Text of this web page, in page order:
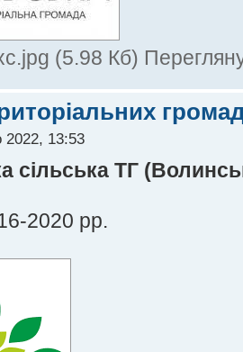
(5.98 Кб)
2022, 13:53
сільська ТГ
2020 рр.